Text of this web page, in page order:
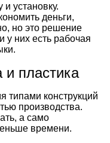
установку.
деньги,
но это решение
у них есть рабочая
и пластика
типами конструкций
производства.
а само
времени.